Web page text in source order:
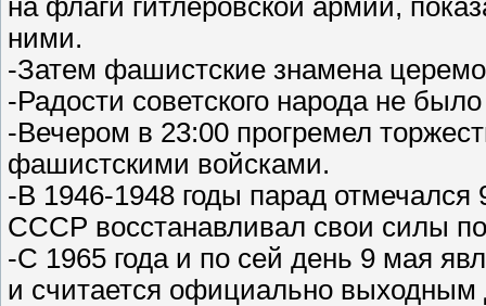
на флаги гитлеровской армии,
ними.
-Затем фашистские знамена
-Радости советского народа не
-Вечером в 23:00 прогремел
фашистскими войсками.
-В 1946-1948 годы парад отмечался
СССР восстанавливал свои силы
-С 1965 года и по сей день 9 мая
и считается официально выходным